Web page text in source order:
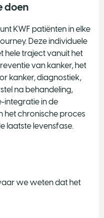
doen
KWF patiënten in elke
Deze individuele
hele traject vanuit het
van kanker, het
kanker, diagnostiek,
na behandeling,
integratie in de
het chronische proces
laatste levensfase.
we weten dat het